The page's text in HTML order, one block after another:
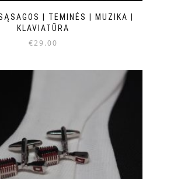
| TEMINĖS | MUZIKA |
KLAVIATŪRA
€29.00